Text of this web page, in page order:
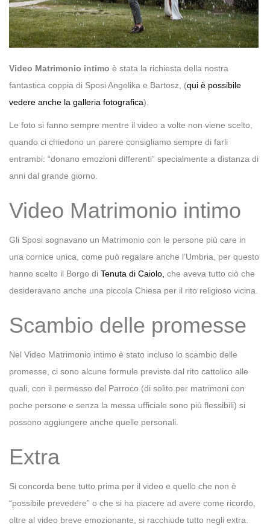
Video Matrimonio intimo è stata la richiesta della nostra
fantastica coppia di Sposi Angelika e Bartosz, (qui è possibile
vedere anche la galleria fotografica).
Le foto si fanno sempre mentre il video a volte non viene scelto,
quando ci chiedono un parere consigliamo sempre di farli
entrambi: “donano emozioni differenti” specialmente a distanza di
anni dal grande giorno.
Video Matrimonio intimo
Gli Sposi sognavano un Matrimonio con le persone più care in
una cornice unica, come può regalare anche l’Umbria, per questo
hanno scelto il Borgo di Tenuta di Caiolo, che aveva tutto ciò che
desideravano anche una piccola Chiesa per il rito religioso vicina.
Scambio delle promesse
Nel Video Matrimonio intimo è stato incluso lo scambio delle
promesse, ci sono alcune formule previste dal rito cattolico alle
quali, con il permesso del Parroco (di solito per matrimoni con
poche persone e senza la messa ufficiale sono più flessibili) si
possono aggiungere anche quelle personali.
Extra
Si concorda bene tutto prima per il video e quello che non è
“possibile prevedere” o che si ha piacere ad avere come ricordo,
oltre al video breve emozionante, si racchiude tutto negli extra.